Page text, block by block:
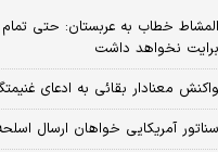
المشاط خطاب به عربستان: حتی
برایت نخواهد داشت
واکنش معنادار بقائی به ادعای
سناتور آمریکایی خواهان ارسال